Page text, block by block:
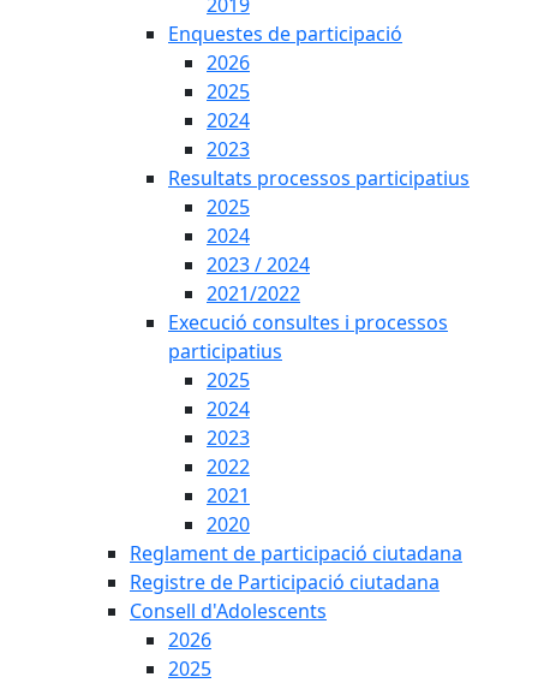
Enquestes de participació
2026
2025
2024
2023
Resultats processos participatius
2025
2024
2023 / 2024
2021/2022
Execució consultes i processos
participatius
2025
2024
2023
2022
2021
2020
Reglament de participació ciutadana
Registre de Participació ciutadana
Consell d'Adolescents
2026
2025